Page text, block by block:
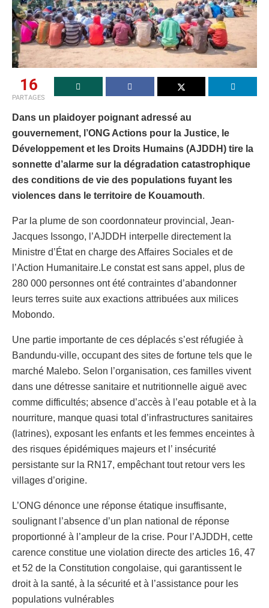
16
PARTAGES
Dans un plaidoyer poignant adressé au
gouvernement, l’ONG Actions pour la Justice, le
Développement et les Droits Humains (AJDDH) tire la
sonnette d’alarme sur la dégradation catastrophique
des conditions de vie des populations fuyant les
violences dans le territoire de Kouamouth.
Par la plume de son coordonnateur provincial, Jean-
Jacques Issongo, l’AJDDH interpelle directement la
Ministre d’État en charge des Affaires Sociales et de
l’Action Humanitaire.Le constat est sans appel, plus de
280 000 personnes ont été contraintes d’abandonner
leurs terres suite aux exactions attribuées aux milices
Mobondo.
Une partie importante de ces déplacés s’est réfugiée à
Bandundu-ville, occupant des sites de fortune tels que le
marché Malebo. Selon l’organisation, ces familles vivent
dans une détresse sanitaire et nutritionnelle aiguë avec
comme difficultés; absence d’accès à l’eau potable et à la
nourriture, manque quasi total d’infrastructures sanitaires
(latrines), exposant les enfants et les femmes enceintes à
des risques épidémiques majeurs et l’ insécurité
persistante sur la RN17, empêchant tout retour vers les
villages d’origine.
L’ONG dénonce une réponse étatique insuffisante,
soulignant l’absence d’un plan national de réponse
proportionné à l’ampleur de la crise. Pour l’AJDDH, cette
carence constitue une violation directe des articles 16, 47
et 52 de la Constitution congolaise, qui garantissent le
droit à la santé, à la sécurité et à l’assistance pour les
populations vulnérables